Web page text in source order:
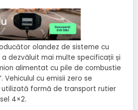
olandez de sisteme cu
dezvăluit mai multe specificații și
alimentat cu pile de combustie
Vehiculul cu emisii zero se
formă de transport rutier
4×2.